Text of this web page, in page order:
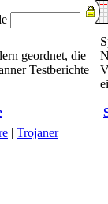
geordnet, die
Testberichte
| Trojaner